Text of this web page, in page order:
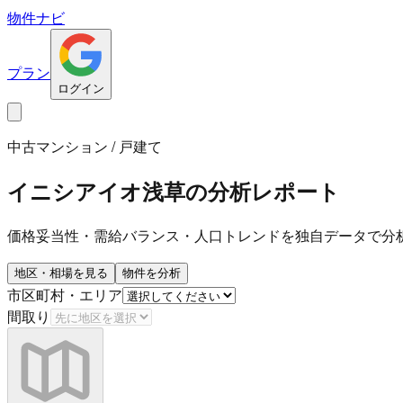
物件ナビ
プラン
ログイン
中古マンション / 戸建て
イニシアイオ浅草の分析レポート
価格妥当性・需給バランス・人口トレンドを独自データで分
地区・相場を見る 物件を分析
市区町村・エリア
間取り